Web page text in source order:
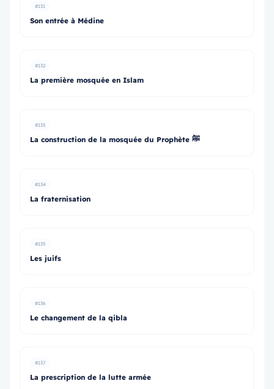
#131
Son entrée à Médine
#132
La première mosquée en Islam
#133
La construction de la mosquée du Prophète ﷺ
#134
La fraternisation
#135
Les juifs
#136
Le changement de la qibla
#137
La prescription de la lutte armée